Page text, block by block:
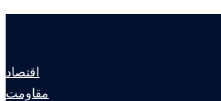
اقتصاد
مقاومت